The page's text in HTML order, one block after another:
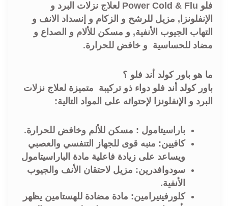
فلو Power Cold & Flu لعلاج نزلات البرد و
الإنفلونزا, مزيل للرشح و الزكام و إنسداد الانف و
التهاب الجيوب الأنفية, و مسكن للألام و الصداع و
مضاد للحساسية و خافض للحرارة.
ما هو باور كولد أند فلو ؟
باور كولد أند فلو دواء ذو تركيبة متميزة لعلاج نزلات
البرد و الإنفلونزا لإحتوائه على المواد التالية:
باراسيتامول : مسكن للألم وخافض للحرارة.
كافيين: منبه قوى للجهاز التنفسي والعصبي
ويساعد على زيادة فاعلية مادة الباراسيتامول
سودوافدرين: مزيل لاحتقان الأنف والجيوب
الأنفية.
كلورفينيرامين: مادة مضادة للهستامين يظهر